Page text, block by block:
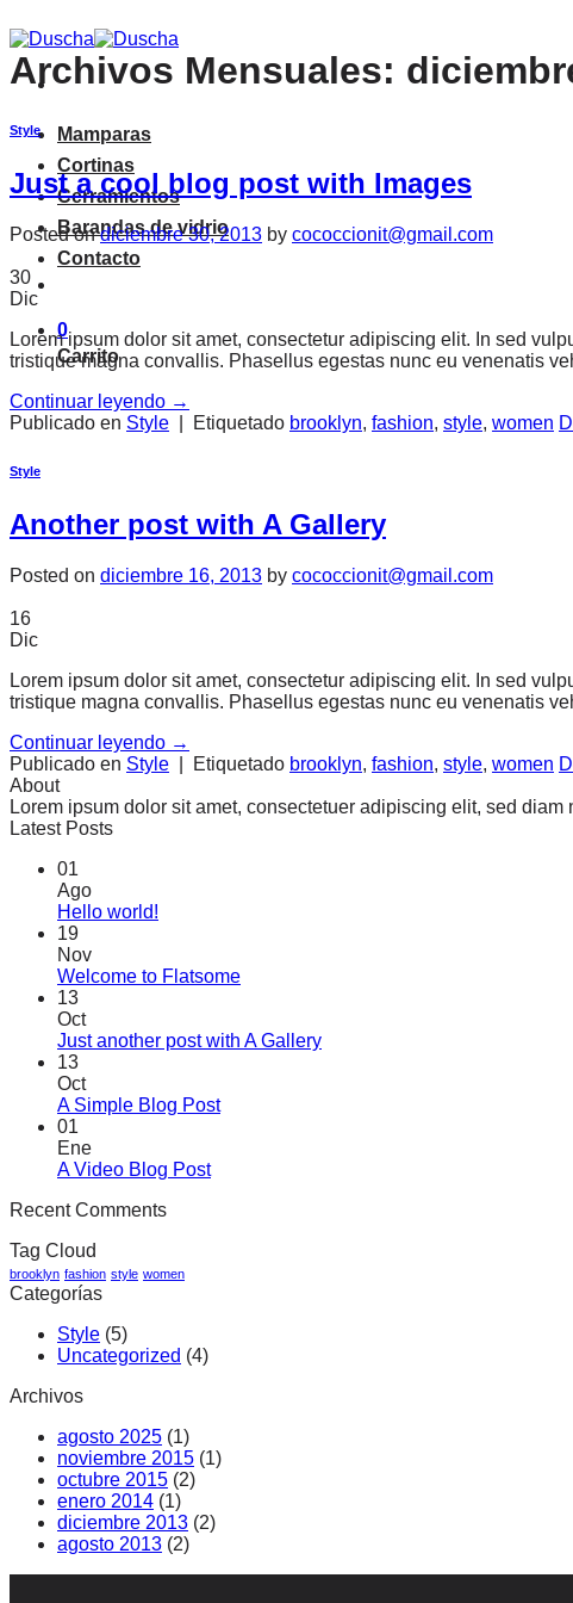
al
contenido
Mamparas
Cortinas
Cerramientos
Barandas de vidrio
Contacto
0
Carrito
Archivos Mensuales:
Style
Just a cool blog post with Images
Posted ondiciembre 30, 2013 by cococcionit@gmail.com
30
Dic
Lorem ipsum dolor sit amet, consectetur adipiscing elit. In sed
tristique magna convallis. Phasellus egestas nunc eu venenatis
Continuar leyendo →
Publicado en Style Etiquetado brooklyn, fashion, style, women
Style
Another post with A Gallery
Posted on diciembre 16, 2013 by cococcionit@gmail.com
16
Dic
Lorem ipsum dolor sit amet, consectetur adipiscing elit. In sed
tristique magna convallis. Phasellus egestas nunc eu venenatis
Continuar leyendo →
Publicado en Style Etiquetado brooklyn, fashion, style, women
About
Lorem ipsum dolor sit amet, consectetuer adipiscing elit, sed
Latest Posts
01
Ago
Hello world!
19
Nov
Welcome to Flatsome
13
Oct
Just another post with A Gallery
13
Oct
A Simple Blog Post
01
Ene
A Video Blog Post
Recent Comments
Tag Cloud
brooklyn fashion style women
Categorías
Style (5)
Uncategorized (4)
Archivos
agosto 2025 (1)
noviembre 2015 (1)
octubre 2015 (2)
enero 2014 (1)
diciembre 2013 (2)
agosto 2013 (2)